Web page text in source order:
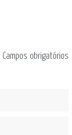
Campos obrigatórios